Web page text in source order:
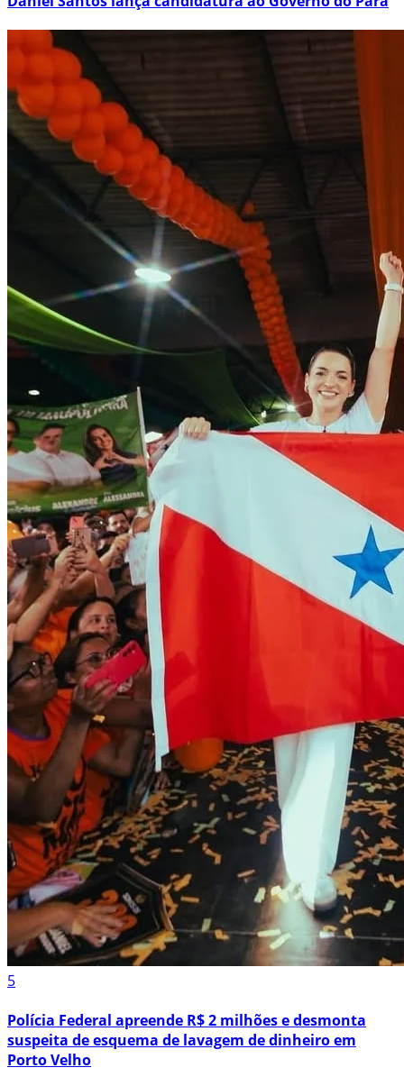
5
Polícia Federal apreende R$ 2 milhões e desmonta
suspeita de esquema de lavagem de dinheiro em
Porto Velho